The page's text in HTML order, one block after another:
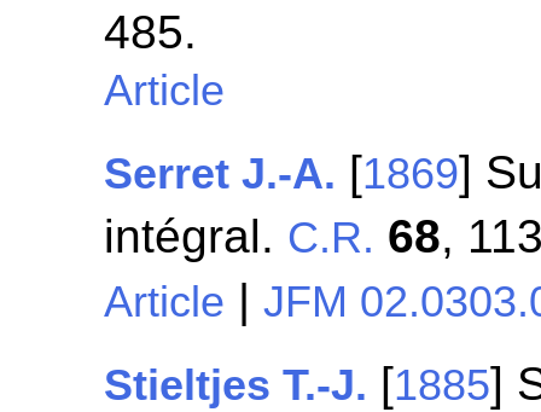
485.
Article
Serret J.-A. [1869]
intégral. C.R. 68,
Article |JFM
Stieltjes T.-J. [1885]